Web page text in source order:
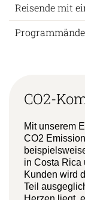
Reisende mit
CO2-
Mit unserem
CO2
in Costa Rica
Kunden wird
Teil